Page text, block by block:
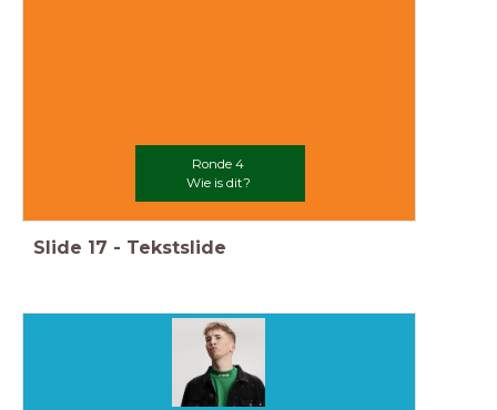
Ronde 4
Wie is dit?
Slide 17 - Tekstslide